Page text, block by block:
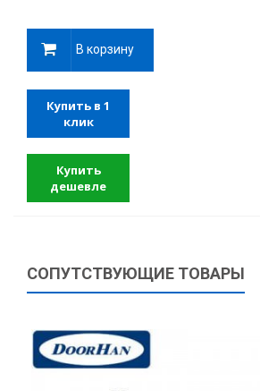
В корзину
Купить в 1
клик
Купить
дешевле
СОПУТСТВУЮЩИЕ ТОВАРЫ